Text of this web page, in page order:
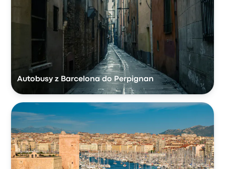
Autobusy z Barcelona do Perpignan